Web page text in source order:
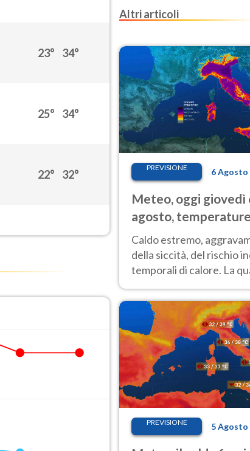
23° 34°
25° 34°
22° 32°
Altri articoli
PREVISIONE 6 Agosto
Meteo, oggi giovedì
agosto,
ai 40 gradi
Caldo estremo,
della siccità, del rischio
temporali di calore. La
tregua e durerà fino
PREVISIONE 5 Agosto